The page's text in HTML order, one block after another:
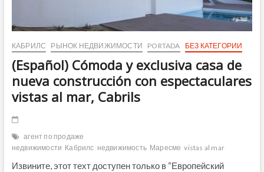
КАБРИЛС РЫНОК НЕДВИЖИМОСТИ PORTADA БЕЗ КАТЕГОРИИ
(Español) Cómoda y exclusiva casa de
nueva construcción con espectaculares
vistas al mar, Cabrils
агент по продаже
недвижимости Кабрилс недвижимость Маресме vistas al mar
Извините, этот техт доступен только в “Европейский